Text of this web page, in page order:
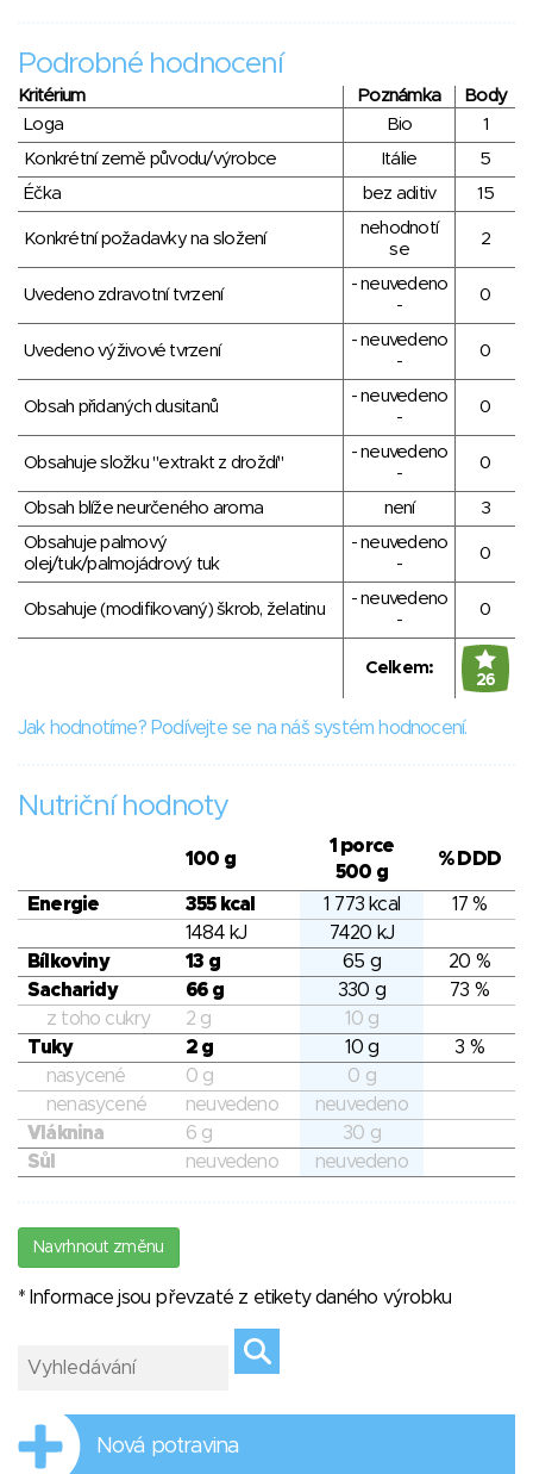
Podrobné hodnocení
Kritérium Poznámka
Body
Loga
Bio
1
Konkrétní země původu/výrobce
Itálie
5
Éčka
bez aditiv 15
Konkrétní požadavky na složení
nehodnotí
se
2
Uvedeno zdravotní tvrzení
- neuvedeno
-
0
Uvedeno výživové tvrzení
- neuvedeno
-
0
Obsah přidaných dusitanů
- neuvedeno
-
0
Obsahuje složku "extrakt z droždí"
- neuvedeno
-
0
Obsah blíže neurčeného aroma není
3
Obsahuje palmový
olej/tuk/palmojádrový tuk
- neuvedeno
-
0
Obsahuje (modifikovaný) škrob, želatinu
- neuvedeno
-
0
Celkem:
26
Jak hodnotíme? Podívejte se na náš systém hodnocení.
Nutriční hodnoty
100 g
1 porce
500 g
% DDD
Energie 355 kcal 1 773 kcal
17 %
1484 kJ
7420 kJ
Bílkoviny
13 g 65 g
20 %
Sacharidy
66 g 330 g
73 %
z toho cukry
2 g
10 g
Tuky
2 g 10 g
3 %
nasycené
0 g
0 g
nenasycené
neuvedeno
neuvedeno
Vláknina
6 g
30 g
Sůl
neuvedeno neuvedeno
Navrhnout změnu
* Informace jsou převzaté z etikety daného výrobku
Nová potravina